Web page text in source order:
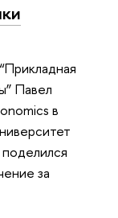
Павел
в
за